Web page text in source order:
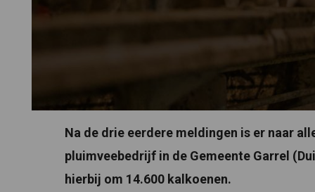
Na de drie eerdere meldingen is er naar
pluimveebedrijf in de Gemeente Garrel
hierbij om 14.600 kalkoenen.